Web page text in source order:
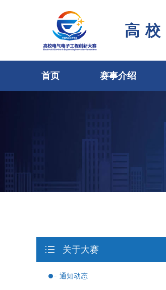
高
首页 赛事介绍
关于大赛
通知动态